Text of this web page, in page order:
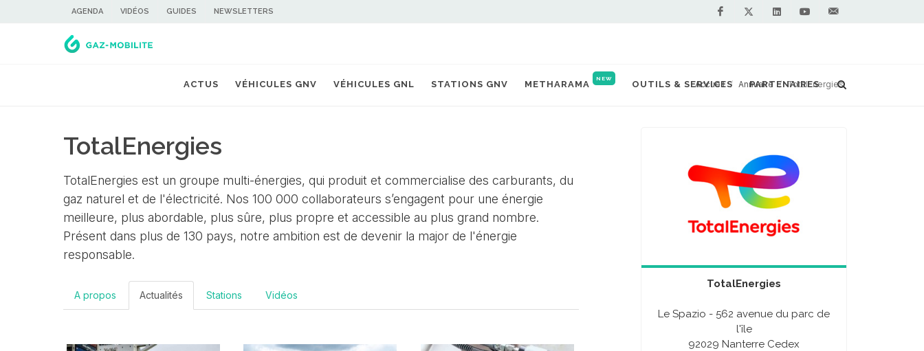
AGENDA VIDÉOS GUIDES NEWSLETTERS
ACTUS VÉHICULES GNV VÉHICULES GNL STATIONS GNV METHARAMA
NEW
OUTILS & SERVICES PARTENAIRES
Accueil Annuaire TotalEnergies
TotalEnergies
TotalEnergies est un groupe multi-énergies, qui produit et commercialise des carburants, du
gaz naturel et de l'électricité. Nos 100 000 collaborateurs s’engagent pour une énergie
meilleure, plus abordable, plus sûre, plus propre et accessible au plus grand nombre.
Présent dans plus de 130 pays, notre ambition est de devenir la major de l'énergie
responsable.
A propos Actualités Stations Vidéos
TotalEnergies
Le Spazio - 562 avenue du parc de
l'île
92029 Nanterre Cedex